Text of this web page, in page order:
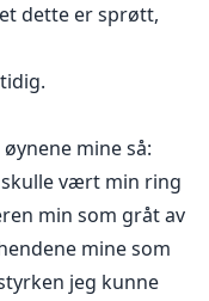
dette er sprøtt,
mine så:
vært min ring
min som gråt av
mine som
jeg kunne